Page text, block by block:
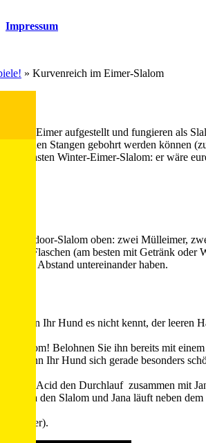
Impressum
» Kurvenreich im Eimer-Slalom
Eimer aufgestellt und fungieren als
in den Stangen gebohrt werden können
schönsten Winter-Eimer-Slalom: er
Im Outdoor-Slalom oben: zwei Mülleimer,
PET-Flaschen (am besten mit Getränk
Abstand untereinander haben.
Wenn Ihr Hund es nicht kennt, der
Slalom! Belohnen Sie ihn bereits mit
wenn Ihr Hund sich gerade besonders
Acid den Durchlauf zusammen mit
Sierra den Slalom und Jana läuft neben dem